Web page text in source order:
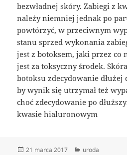
bezwładnej skóry. Zabiegi z
należy niemniej jednak po
powtórzyć, w przeciwnym
stanu sprzed wykonania
jest z botoksem, jaki przez co
jest za toksyczny środek.
botoksu zdecydowanie dłużej
by wynik się utrzymał też
choć zdecydowanie po
kwasie hialuronowym
Data
21 marca 2017 Kategorie
uroda